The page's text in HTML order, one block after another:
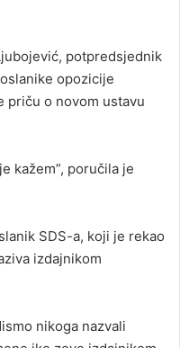
potpredsjednik
opozicije
priču o novom ustavu
kažem”, poručila je
SDS-a, koji je rekao
izdajnikom
nikoga nazvali